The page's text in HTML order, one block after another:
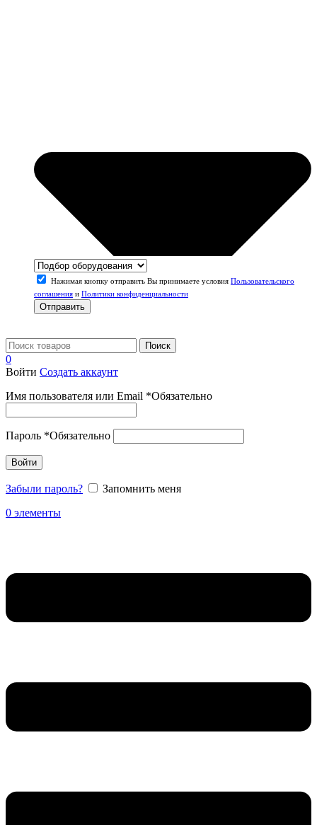
Нажимая кнопку отправить Вы принимаете условия Пользовательского
соглашения и Политики конфиденциальности
Отправить
Поиск
0
Войти Создать аккаунт
Имя пользователя или Email *Обязательно
Пароль *Обязательно
Войти
Забыли пароль?
Запомнить меня
0 элементы